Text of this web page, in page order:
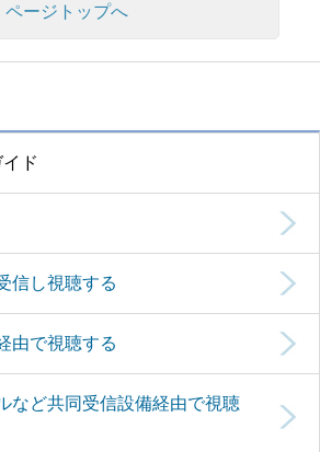
ページトップへ
ド
信し視聴する
由で視聴する
など共同受信設備経由で視聴